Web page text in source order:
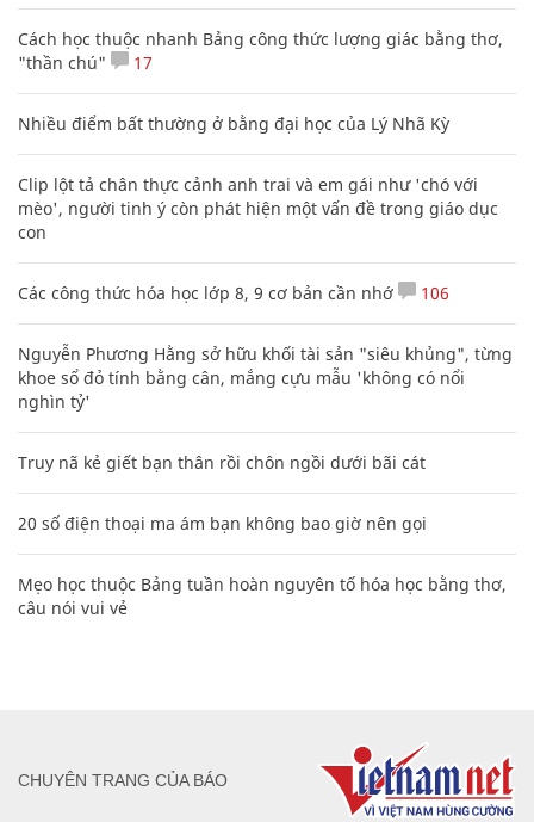
Cách học thuộc nhanh Bảng công thức lượng giác bằng thơ,
"thần chú"
17
Nhiều điểm bất thường ở bằng đại học của Lý Nhã Kỳ
Clip lột tả chân thực cảnh anh trai và em gái như 'chó với
mèo', người tinh ý còn phát hiện một vấn đề trong giáo dục
con
Các công thức hóa học lớp 8, 9 cơ bản cần nhớ 106
Nguyễn Phương Hằng sở hữu khối tài sản "siêu khủng", từng
khoe sổ đỏ tính bằng cân, mắng cựu mẫu 'không có nổi
nghìn tỷ'
Truy nã kẻ giết bạn thân rồi chôn ngồi dưới bãi cát
20 số điện thoại ma ám bạn không bao giờ nên gọi
Mẹo học thuộc Bảng tuần hoàn nguyên tố hóa học bằng thơ,
câu nói vui vẻ
CHUYÊN TRANG CỦA BÁO